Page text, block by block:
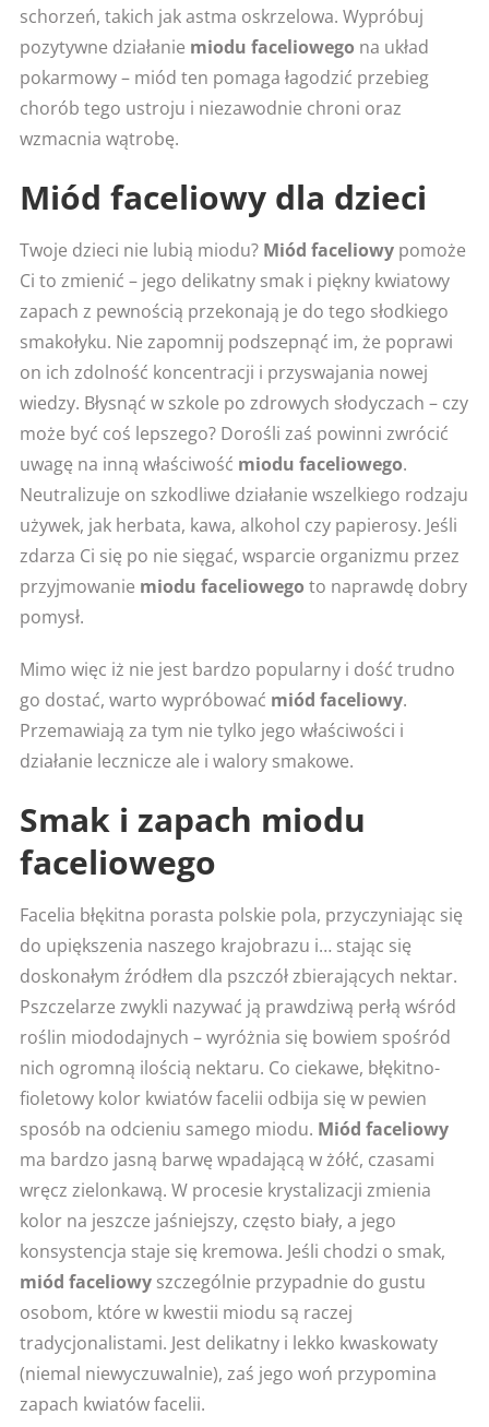
schorzeń, takich jak astma oskrzelowa. Wypróbuj
pozytywne działanie miodu faceliowego na układ
pokarmowy – miód ten pomaga łagodzić przebieg
chorób tego ustroju i niezawodnie chroni oraz
wzmacnia wątrobę.
Miód faceliowy dla dzieci
Twoje dzieci nie lubią miodu? Miód faceliowypomoże
Ci to zmienić – jego delikatny smak i piękny kwiatowy
zapach z pewnością przekonają je do tego słodkiego
smakołyku. Nie zapomnij podszepnąć im, że poprawi
on ich zdolność koncentracji i przyswajania nowej
wiedzy. Błysnąć w szkole po zdrowych słodyczach – czy
może być coś lepszego? Dorośli zaś powinni zwrócić
uwagę na inną właściwość miodu faceliowego.
Neutralizuje on szkodliwe działanie wszelkiego rodzaju
używek, jak herbata, kawa, alkohol czy papierosy. Jeśli
zdarza Ci się po nie sięgać, wsparcie organizmu przez
przyjmowanie miodu faceliowego to naprawdę dobry
pomysł.
Mimo więc iż nie jest bardzo popularny i dość trudno
go dostać, warto wypróbować miód faceliowy.
Przemawiają za tym nie tylko jego właściwości i
działanie lecznicze ale i walory smakowe.
Smak i zapach miodu
faceliowego
Facelia błękitna porasta polskie pola, przyczyniając się
do upiększenia naszego krajobrazu i… stając się
doskonałym źródłem dla pszczół zbierających nektar.
Pszczelarze zwykli nazywać ją prawdziwą perłą wśród
roślin miododajnych – wyróżnia się bowiem spośród
nich ogromną ilością nektaru. Co ciekawe, błękitno-
fioletowy kolor kwiatów facelii odbija się w pewien
sposób na odcieniu samego miodu. Miód faceliowy
ma bardzo jasną barwę wpadającą w żółć, czasami
wręcz zielonkawą. W procesie krystalizacji zmienia
kolor na jeszcze jaśniejszy, często biały, a jego
konsystencja staje się kremowa. Jeśli chodzi o smak,
miód faceliowy szczególnie przypadnie do gustu
osobom, które w kwestii miodu są raczej
tradycjonalistami. Jest delikatny i lekko kwaskowaty
(niemal niewyczuwalnie), zaś jego woń przypomina
zapach kwiatów facelii.